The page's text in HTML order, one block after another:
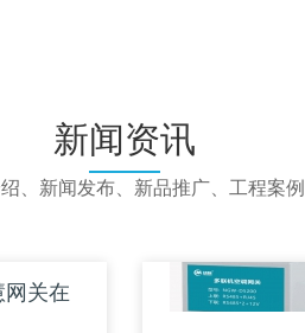
新闻资讯
、新闻发布、新品推广、工程案例
关在